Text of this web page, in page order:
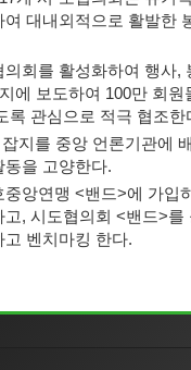
여 대내외적으로 활발한
의회를 활성화하여 행사,
에 보도하여 100만 회원
록 관심으로 적극 협조한
잡지를 중앙 언론기관에
동을 고양한다.
중앙연맹 <밴드>에 가입
고, 시도협의회 <밴드>를
고 벤치마킹 한다.